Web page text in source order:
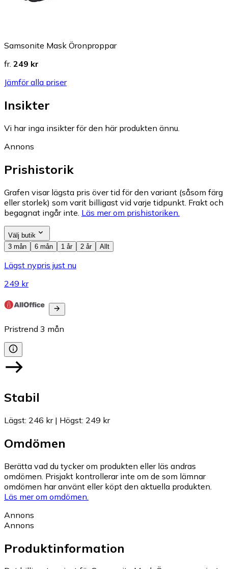
Samsonite Mask Öronproppar
fr. 249 kr
Jämför alla priser
Insikter
Vi har inga insikter för den här produkten ännu.
Annons
Prishistorik
Grafen visar lägsta pris över tid för den variant (såsom färg
eller storlek) som varit billigast vid varje tidpunkt. Frakt och
begagnat ingår inte. Läs mer om prishistoriken.
Välj butik
3 mån
6 mån 1 år 2 år Allt
Lägst nypris just nu
249 kr
Pristrend 3 mån
Stabil
Lägst: 246 kr| Högst: 249 kr
Omdömen
Berätta vad du tycker om produkten eller läs andras
omdömen. Prisjakt kontrollerar inte om de som lämnar
omdömen har använt eller köpt den aktuella produkten.
Läs mer om omdömen.
Annons
Annons
Produktinformation